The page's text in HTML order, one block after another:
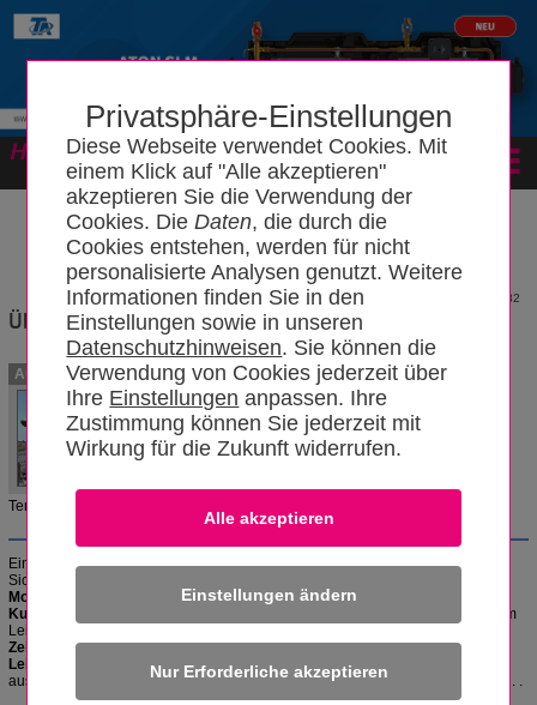
Privatsphäre-Einstellungen
Diese Webseite verwendet Cookies. Mit
einem Klick auf "Alle akzeptieren"
akzeptieren Sie die Verwendung der
Cookies. DieDaten, die durch die
Cookies entstehen, werden für nicht
personalisierte Analysen genutzt. Weitere
Informationen finden Sie in den
Einstellungen sowie in unseren
Datenschutzhinweisen. Sie können die
Verwendung von Cookies jederzeit über
Ihre Einstellungen anpassen. Ihre
Zustimmung können Sie jederzeit mit
Wirkung für die Zukunft widerrufen.
Einstellungen ändern
2082
Überstromschutzeinrichtung
Autoren
Eine Überstromschutzeinrichtung
(Schmelzsicherungen [D- und DO-
Sicherung, Geräteschutzsicherung],
Leitungsschutzschalter,
Motorschutzschalter) soll bei
betriebsmäßiger Überlastung und bei
unterbrechen, um eine zu hohe
Temperatur am Leiter zu verhindern.
Eine Überstromschutzeinrichtung(Schmelzsicherungen[D- und DO-
Sicherung,
Motorschutzschalter
) soll bei betriebsmäßigerÜberlastung
Kurzschluss
am
Leiter zu verhindern. Damit der
Zeitpunk
t über diezulässige Betriebstemperaturerwärmt wird, ist der
Leiterquerschnitt
so zu wählen, dass er für die vorgegebene Belastung
ausreicht. Danach ist die richtige Überstromschutzeinrichtung
auszuwählen. .